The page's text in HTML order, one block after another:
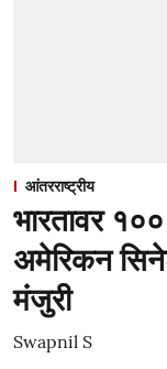
आंतरराष्ट्रीय
भारतावर
अमेरिकन
मंजुरी
Swapnil S